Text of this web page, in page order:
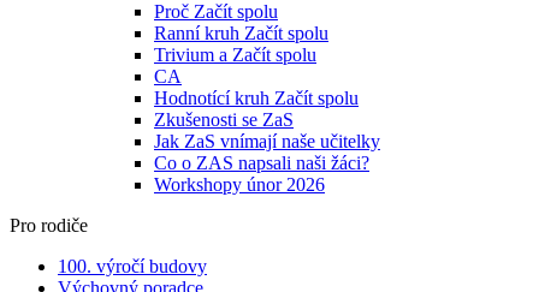
Proč Začít spolu
Ranní kruh Začít spolu
Trivium a Začít spolu
CA
Hodnotící kruh Začít spolu
Zkušenosti se ZaS
Jak ZaS vnímají naše učitelky
Co o ZAS napsali naši žáci?
Workshopy únor 2026
Pro rodiče
100. výročí budovy
Výchovný poradce